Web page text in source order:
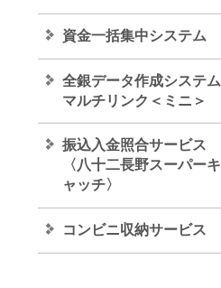
資金一括集中システム
全銀データ作成システム
マルチリンク＜ミニ＞
振込入金照合サービス
〈八十二長野スーパーキ
ャッチ〉
コンビニ収納サービス